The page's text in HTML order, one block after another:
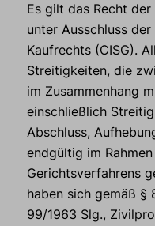
Es gilt das Recht
unter Ausschluss
Kaufrechts (CISG).
Streitigkeiten, die
im Zusammenhang
einschließlich
Abschluss,
endgültig im
Gerichtsverfahrens
haben sich gemäß §
99/1963 Slg.,